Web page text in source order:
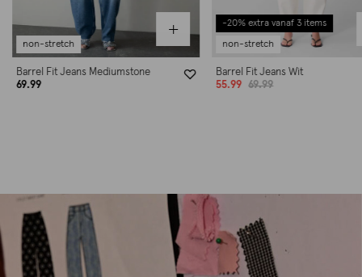
-20% extra vanaf 3 items
non-stretch
Barrel Fit Jeans Wit
55.99
non-stretch
Wide Leg Fit Jeans
69.99